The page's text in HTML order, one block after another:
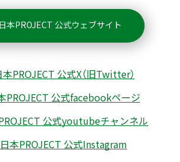
本PROJECT 公式ウェブサイト
PROJECT 公式X（旧Twitter）
PROJECT 公式facebookページ
公式youtubeチャンネル
本PROJECT 公式Instagram